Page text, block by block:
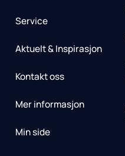
Service
Aktuelt & Inspirasjon
Kontakt oss
Mer informasjon
Min side